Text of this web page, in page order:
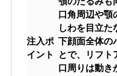
注入ポ
イント
口角周辺や顎
しわを目立た
下顔面全体の
とで、リフト
口周りは動き